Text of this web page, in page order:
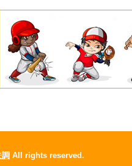
All rights reserved.